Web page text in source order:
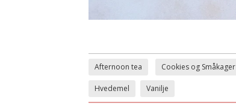
Afternoon tea Cookies og Småkager
Hvedemel Vanilje